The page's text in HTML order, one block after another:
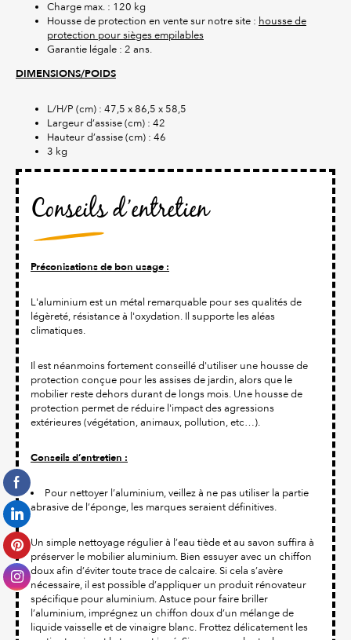
Charge max. : 120 kg
Housse de protection en vente sur notre site : housse de
protection pour sièges empilables
Garantie légale : 2 ans.
DIMENSIONS/POIDS
L/H/P (cm) : 47,5 x 86,5 x 58,5
Largeur d’assise (cm) : 42
Hauteur d’assise (cm) : 46
3 kg
Conseils d’entretien
Préconisations de bon usage :
L'aluminium est un métal remarquable pour ses qualités de
légèreté, résistance à l'oxydation. Il supporte les aléas
climatiques.
Il est néanmoins fortement conseillé d'utiliser une housse de
protection conçue pour les assises de jardin, alors que le
mobilier reste dehors durant de longs mois. Une housse de
protection permet de réduire l'impact des agressions
extérieures (végétation, animaux, pollution, etc…).
Conseils d’entretien :
Pour nettoyer l’aluminium, veillez à ne pas utiliser la partie
abrasive de l’éponge, les marques seraient définitives.
Un simple nettoyage régulier à l’eau tiède et au savon suffira à
préserver le mobilier aluminium. Bien essuyer avec un chiffon
doux afin d’éviter toute trace de calcaire. Si cela s’avère
nécessaire, il est possible d’appliquer un produit rénovateur
spécifique pour aluminium. Astuce pour faire briller
l’aluminium, imprégnez un chiffon doux d’un mélange de
liquide vaisselle et de vinaigre blanc. Frottez délicatement les